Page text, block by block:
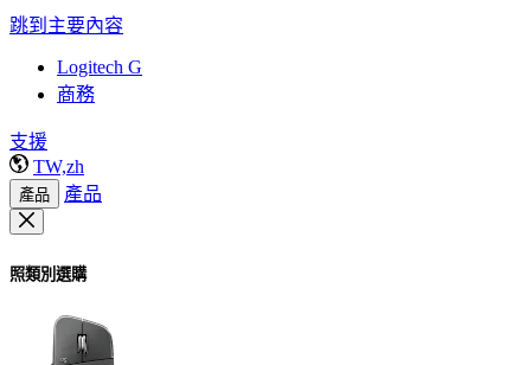
跳到主要內容
Logitech G
商務
支援
TW,zh
產品 產品
照類別選購